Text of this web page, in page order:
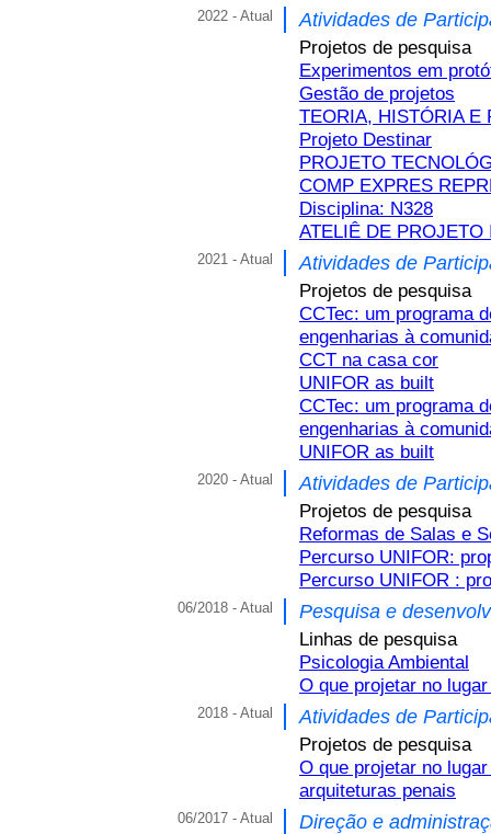
2022 - Atual Atividades de
Projetos de pesquisa
Experimentos em
Gestão de projetos
TEORIA, HISTÓRIA E
Projeto Destinar
PROJETO
COMP EXPRES
Disciplina: N328
ATELIÊ DE PROJETO
2021 - Atual Atividades de
Projetos de pesquisa
CCTec: um programa
engenharias à
CCT na casa cor
UNIFOR as built
CCTec: um programa
engenharias à
UNIFOR as built
2020 - Atual Atividades de
Projetos de pesquisa
Reformas de Salas e
Percurso UNIFOR:
Percurso UNIFOR :
06/2018 - Atual Pesquisa e
Linhas de pesquisa
Psicologia Ambiental
O que projetar no
2018 - Atual Atividades de
Projetos de pesquisa
O que projetar no
arquiteturas penais
06/2017 - Atual
Direção e